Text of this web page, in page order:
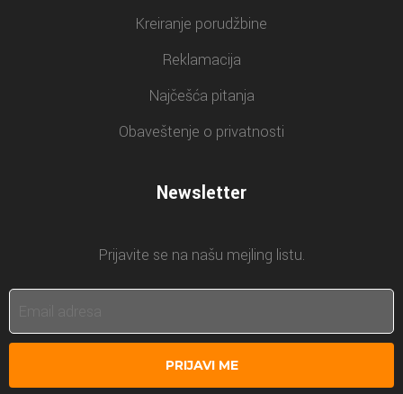
Kreiranje porudžbine
Reklamacija
Najčešća pitanja
Obaveštenje o privatnosti
Newsletter
Prijavite se na našu mejling listu.
PRIJAVI ME